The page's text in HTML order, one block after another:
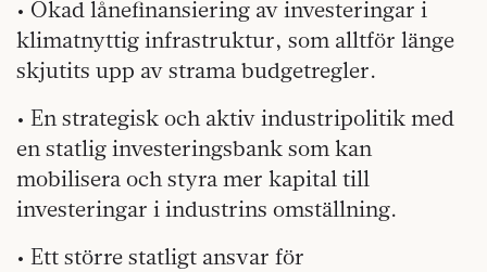
• Ökad lånefinansiering av investeringar i
klimatnyttig infrastruktur, som alltför länge
skjutits upp av strama budgetregler.
• En strategisk och aktiv industripolitik med
en statlig investeringsbank som kan
mobilisera och styra mer kapital till
investeringar i industrins omställning.
• Ett större statligt ansvar för